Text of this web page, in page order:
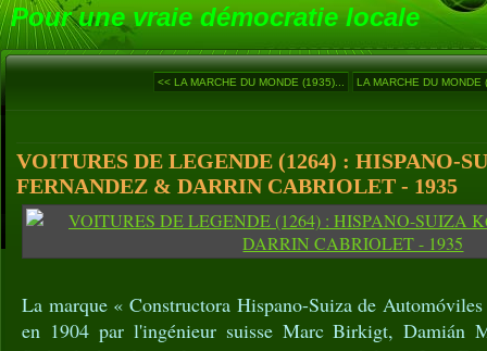
Pour une vraie démocratie locale
<< LA MARCHE DU MONDE (1935)... LA MARCHE DU MONDE
VOITURES DE LEGENDE (1264) : HISPANO-
FERNANDEZ & DARRIN CABRIOLET - 1935
La marque « Constructora Hispano-Suiza de
en 1904 par l'ingénieur suisse Marc Birkigt, Damián